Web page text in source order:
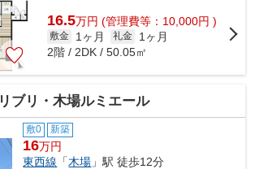
16.5万円 (管理費等：10,000円 )
敷金 1ヶ月 礼金
1ヶ月
2階 / 2DK / 50.05㎡
リブリ・木場ルミエール
敷0 新築
16万円
東西線 「木場 」駅 徒歩12分